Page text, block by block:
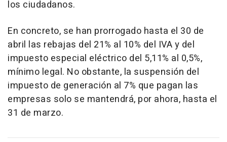
los ciudadanos.
En concreto, se han prorrogado hasta el 30 de
abril las rebajas del 21% al 10% del IVA y del
impuesto especial eléctrico del 5,11% al 0,5%,
mínimo legal. No obstante, la suspensión del
impuesto de generación al 7% que pagan las
empresas solo se mantendrá, por ahora, hasta el
31 de marzo.